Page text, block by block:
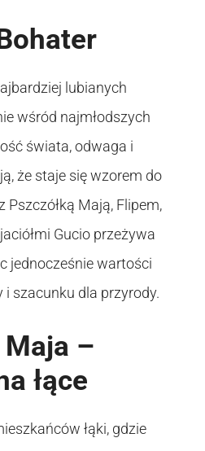
lubianych
wśród najmłodszych
świata, odwaga i
że staje się wzorem do
Pszczółką Mają, Flipem,
Gucio przeżywa
jednocześnie wartości
i szacunku dla przyrody.
Maja –
łące
łąki, gdzie